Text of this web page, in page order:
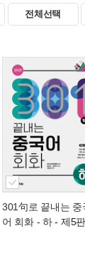
전체선택
301句로 끝내는 중
어 회화 - 하- 제5판